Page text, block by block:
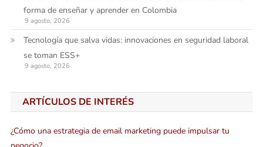
forma de enseñar y aprender en Colombia
9 agosto, 2026
Tecnología que salva vidas: innovaciones en seguridad laboral
se toman ESS+
9 agosto, 2026
ARTÍCULOS DE INTERÉS
¿Cómo una estrategia de email marketing puede impulsar tu